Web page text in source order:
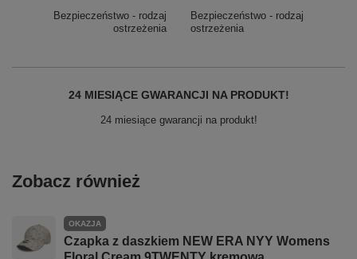
Bezpieczeństwo - rodzaj
ostrzeżenia
Bezpieczeństwo - rodzaj
ostrzeżenia
24 MIESIĄCE GWARANCJI NA PRODUKT!
24 miesiące gwarancji na produkt!
Zobacz również
OKAZJA
Czapka z daszkiem NEW ERA NYY Womens